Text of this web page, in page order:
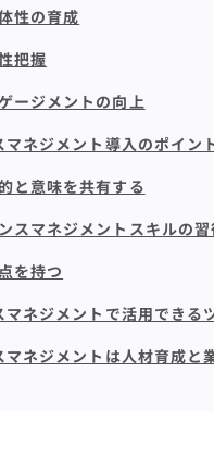
性の育成
把握
ージメントの向上
ネジメント導入のポイン
と意味を共有する
スマネジメントスキルの
を持つ
ネジメントで活用できる
ネジメントは人材育成と